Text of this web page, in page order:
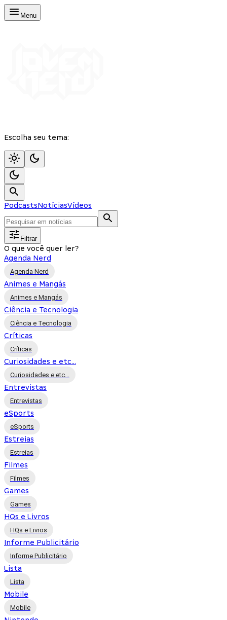
Menu
Escolha seu tema:
PodcastsNotíciasVídeos
Filtrar
O que você quer ler?
Agenda Nerd
Agenda Nerd
Animes e Mangás
Animes e Mangás
Ciência e Tecnologia
Ciência e Tecnologia
Críticas
Críticas
Curiosidades e etc...
Curiosidades e etc...
Entrevistas
Entrevistas
eSports
eSports
Estreias
Estreias
Filmes
Filmes
Games
Games
HQs e Livros
HQs e Livros
Informe Publicitário
Informe Publicitário
Lista
Lista
Mobile
Mobile